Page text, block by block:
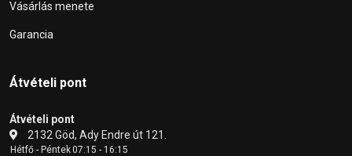
Vásárlás menete
Garancia
Átvételi pont
Átvételi pont
2132 Göd, Ady Endre út 121.
Hétfő - Péntek07:15 - 16:15